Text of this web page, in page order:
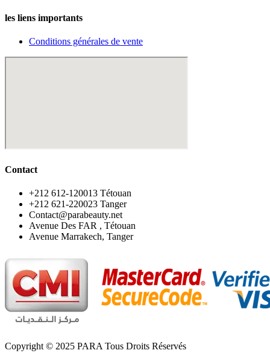
les liens importants
Conditions générales de vente
Contact
‪+212 612-120013 Tétouan
‪+212 621-220023 Tanger
Contact@parabeauty.net
Avenue Des FAR , Tétouan
Avenue Marrakech, Tanger
Copyright © 2025 PARA Tous Droits Réservés